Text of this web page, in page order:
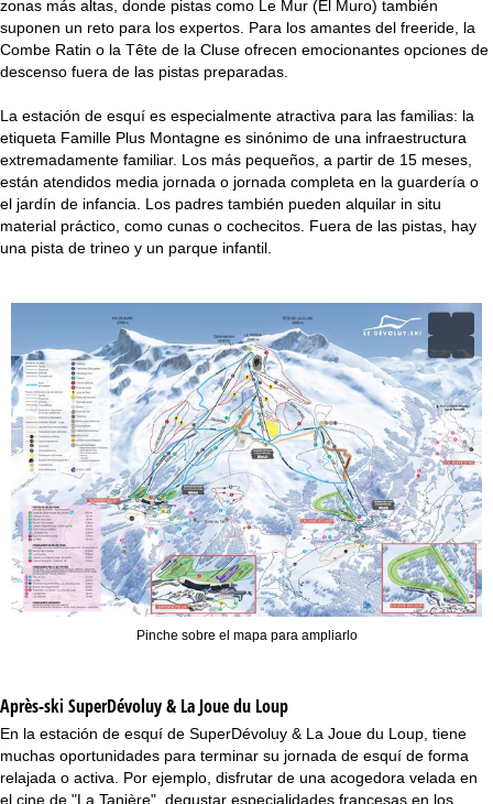
zonas más altas, donde pistas como Le Mur (El Muro) también
suponen un reto para los expertos. Para los amantes del freeride, la
Combe Ratin o la Tête de la Cluse ofrecen emocionantes opciones de
descenso fuera de las pistas preparadas.
La estación de esquí es especialmente atractiva para las familias: la
etiqueta Famille Plus Montagne es sinónimo de una infraestructura
extremadamente familiar. Los más pequeños, a partir de 15 meses,
están atendidos media jornada o jornada completa en la guardería o
el jardín de infancia. Los padres también pueden alquilar in situ
material práctico, como cunas o cochecitos. Fuera de las pistas, hay
una pista de trineo y un parque infantil.
Pinche sobre el mapa para ampliarlo
Après-ski SuperDévoluy & La Joue du Loup
En la estación de esquí de SuperDévoluy & La Joue du Loup, tiene
muchas oportunidades para terminar su jornada de esquí de forma
relajada o activa. Por ejemplo, disfrutar de una acogedora velada en
el cine de "La Tanière", degustar especialidades francesas en los